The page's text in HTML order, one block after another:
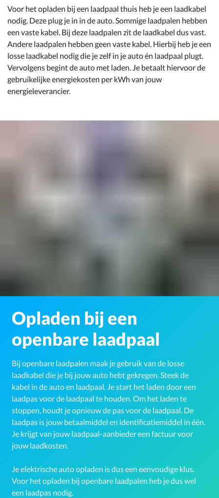
Voor het opladen bij een laadpaal thuis heb je een laadkabel
nodig. Deze plug je in in de auto. Sommige laadpalen hebben
een vaste kabel. Bij deze laadpalen zit de laadkabel dus vast.
Andere laadpalen hebben geen vaste kabel. Hierbij heb je een
losse laadkabel nodig die je zelf in je auto én laadpaal plugt.
Vervolgens begint de auto met laden. Je betaalt hiervoor de
gebruikelijke energiekosten per kWh van jouw
energieleverancier.
Opladen bij een
openbare laadpaal
Bij openbare laadpalen maak je gebruik van de losse
laadkabel die je bij jouw auto hebt gekregen. Steek de
kabel in de auto en laadpaal. Je start het laden door een
laadpas voor de laadpaal te houden. Om het laden te
stoppen, houdt je opnieuw de pas voor de laadpaal. De
laadpas is jouw betaalmiddel en identificatiemiddel in één.
Je krijgt van jouw laadpaal-aanbieder een factuur voor
jouw laadkosten.
Je elektrische auto opladen is dus een eenvoudige klus.
Voor het opladen bij openbare laadpalen heb je dus wel
een laadpas nodig.